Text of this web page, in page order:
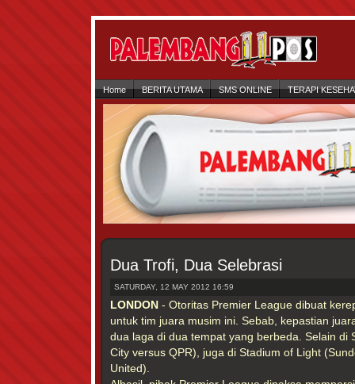
Home BERITA UTAMA SMS ONLINE TERAPI
Dua Trofi, Dua Selebrasi
SATURDAY, 12 MAY 2012 16:59
LONDON - Otoritas Premier League dibuat
untuk tim juara musim ini. Sebab, kepastian
dua laga di dua tempat yang berbeda. Selain di
City versus QPR), juga di Stadium of Light
United).